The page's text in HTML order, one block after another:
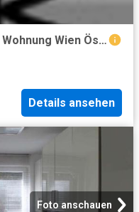
Zu Verkaufen 2 Schlafzimmer Wohnung Wien Österreich DS103375829
Details ansehen
Foto anschauen